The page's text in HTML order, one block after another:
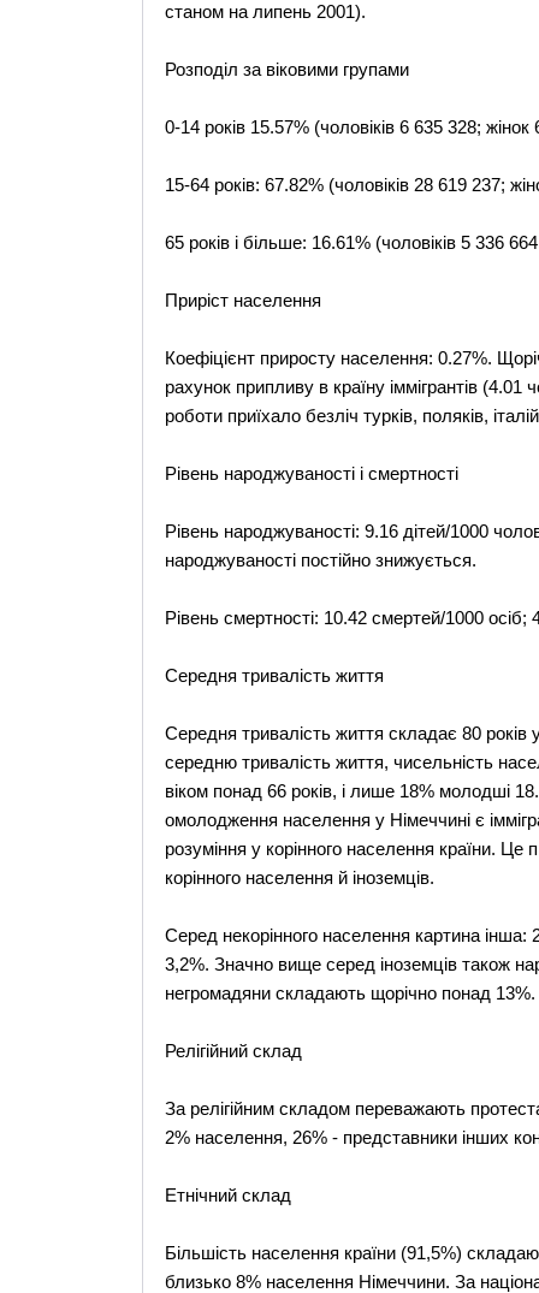
станом на липень 2001).
Розподіл за віковими групами
0-14 років 15.57% (чоловіків 6 635 328; жінок
15-64 років: 67.82% (чоловіків 28 619 237;
65 років і більше: 16.61% (чоловіків 5 336
Приріст населення
Коефіцієнт приросту населення: 0.27%.
рахунок припливу в країну іммігрантів
роботи приїхало безліч турків, поляків,
Рівень народжуваності і смертності
Рівень народжуваності: 9.16 дітей/1000
народжуваності постійно знижується.
Рівень смертності: 10.42 смертей/1000
Середня тривалість життя
Середня тривалість життя складає 80 років
середню тривалість життя, чисельність
віком понад 66 років, і лише 18% молодші
омолодження населення у Німеччині є
розуміння у корінного населення країни.
корінного населення й іноземців.
Серед некорінного населення картина інша:
3,2%. Значно вище серед іноземців також
негромадяни складають щорічно понад 13%.
Релігійний склад
За релігійним складом переважають
2% населення, 26% - представники інших
Етнічний склад
Більшість населення країни (91,5%)
близько 8% населення Німеччини. За